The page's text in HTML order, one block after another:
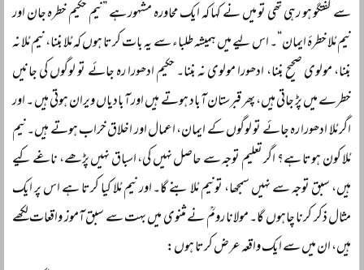
سے گفتگو ہو رہی تھی تو میں نے کہا کہ ایک محاورہ مشہور ہے ”نیم حکیم خطرہ جان اور
نیم مُلا خطرۂ ایمان“۔ اس لیے میں ہمیشہ طلباء سے یہ بات کرتا ہوں کہ مُلا بننا، نیم مُلا نہ
بننا، مولوی صحیح بننا، ادھورا مولوی نہ بننا۔ حکیم ادھورا رہ جائے تو لوگوں کی جانیں
خطرے میں پڑ جاتی ہیں، پھر قبرستان آباد ہوتے ہیں اور آبادیاں ویران ہوتی ہیں ۔ اور
اگر مُلا ادھورا رہ جائے تو لوگوں کے ایمان، اعمال اور اخلاق خراب ہوتے ہیں۔ نیم
مُلا کون ہوتا ہے؟ اگر تعلیم توجہ سے حاصل نہیں کی، اسباق نہیں پڑھے، ناغے کیے
ہیں، سبق توجہ سے نہیں سمجھا، تونیم مُلا بنے گا۔ اور نیم مُلا کیا کرتا ہے اس پر ایک
مثال ذکر کرنا چاہوں گا۔ مولانا رومؒ نے مثنوی میں بہت سے سبق آموز واقعات لکھے
ہیں، ان میں سے ایک واقعہ عرض کرتا ہوں: